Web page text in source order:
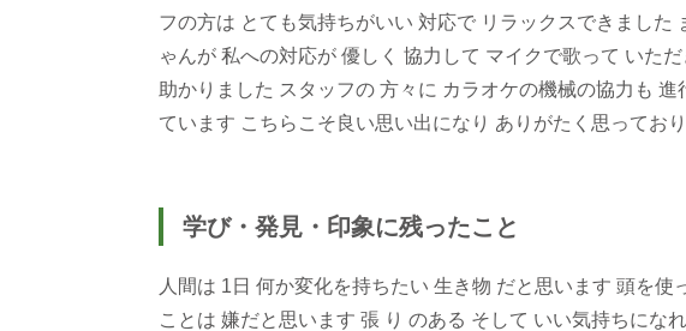
フの方は とても気持ちがいい 対応で リラックスできました
ゃんが 私への対応が 優しく 協力して マイクで歌って いた
助かりました スタッフの 方々に カラオケの機械の協力も
ています こちらこそ良い思い出になり ありがたく思ってお
学び・発見・印象に残ったこと
人間は 1日 何か変化を持ちたい 生き物 だと思います 頭を使
ことは 嫌だと思います 張 り のある そして いい気持ちにな